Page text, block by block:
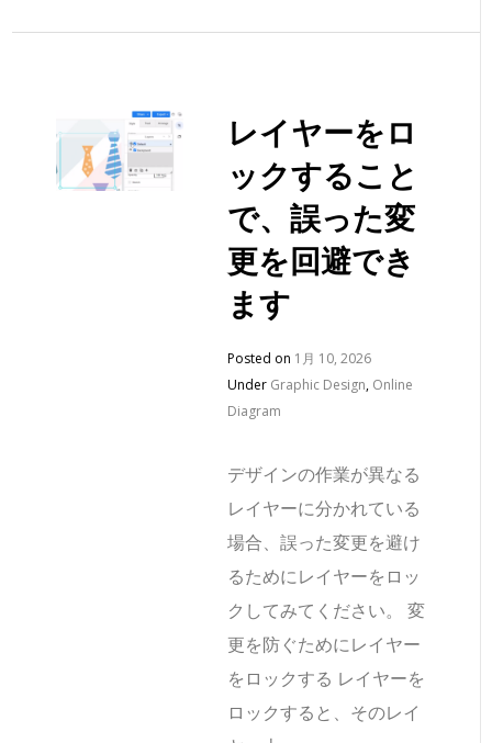
レイヤーをロ
ックすること
で、誤った変
更を回避でき
ます
Posted on 1月 10, 2026
Under Graphic Design, Online
Diagram
デザインの作業が異なる
レイヤーに分かれている
場合、誤った変更を避け
るためにレイヤーをロッ
クしてみてください。 変
更を防ぐためにレイヤー
をロックする レイヤーを
ロックすると、そのレイ